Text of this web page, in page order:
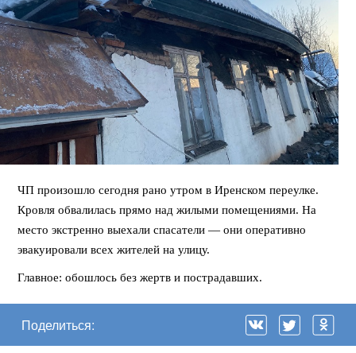
ЧП произошло сегодня рано утром в Иренском переулке.
Кровля обвалилась прямо над жилыми помещениями. На
место экстренно выехали спасатели — они оперативно
эвакуировали всех жителей на улицу.
Главное: обошлось без жертв и пострадавших.
Поделиться: